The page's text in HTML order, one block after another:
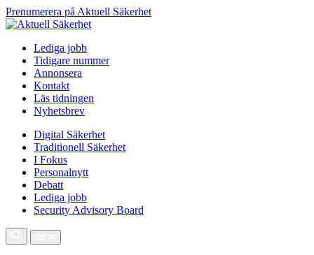
Prenumerera på Aktuell Säkerhet
Lediga jobb
Tidigare nummer
Annonsera
Kontakt
Läs tidningen
Nyhetsbrev
Digital Säkerhet
Traditionell Säkerhet
I Fokus
Personalnytt
Debatt
Lediga jobb
Security Advisory Board